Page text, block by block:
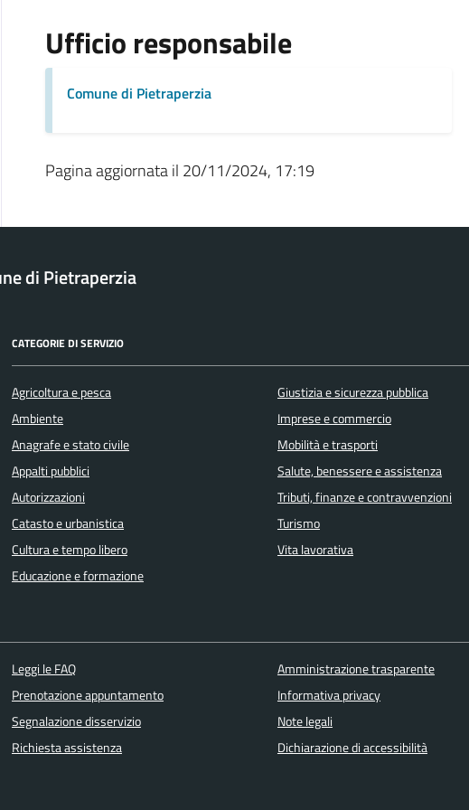
Ufficio responsabile
Comune di Pietraperzia
Pagina aggiornata il 20/11/2024, 17:19
di Pietraperzia
CATEGORIE DI SERVIZIO
Agricoltura e pesca
Ambiente
Anagrafe e stato civile
Appalti pubblici
Autorizzazioni
Catasto e urbanistica
Cultura e tempo libero
Educazione e formazione
Giustizia e sicurezza pubblica
Imprese e commercio
Mobilità e trasporti
Salute, benessere e assistenza
Tributi, finanze e contravvenzioni
Turismo
Vita lavorativa
Leggi le FAQ
Prenotazione appuntamento
Segnalazione disservizio
Richiesta assistenza
Amministrazione trasparente
Informativa privacy
Note legali
Dichiarazione di accessibilità